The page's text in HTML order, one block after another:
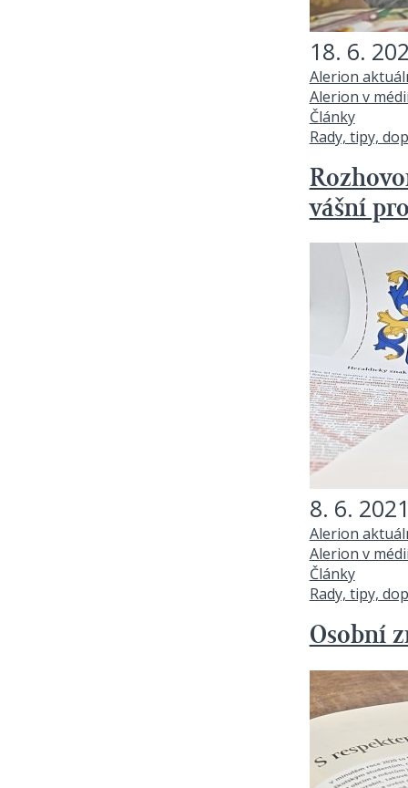
18. 6.
Alerion
Alerion v
Články
Rady, tipy,
vášní
8. 6.
Alerion
Alerion v
Články
Rady, tipy,
Osobní